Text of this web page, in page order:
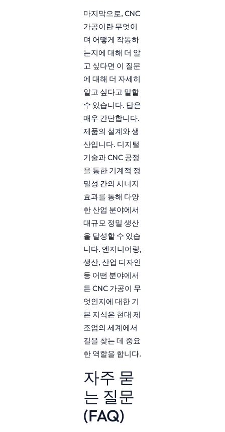
마지막으로, CNC
가공이란 무엇이
며 어떻게 작동하
는지에 대해 더 알
고 싶다면 이 질문
에 대해 더 자세히
알고 싶다고 말할
수 있습니다. 답은
매우 간단합니다.
제품의 설계와 생
산입니다. 디지털
기술과 CNC 공정
을 통한 기계적 정
밀성 간의 시너지
효과를 통해 다양
한 산업 분야에서
대규모 정밀 생산
을 달성할 수 있습
니다. 엔지니어링,
생산, 산업 디자인
등 어떤 분야에서
든 CNC 가공이 무
엇인지에 대한 기
본 지식은 현대 제
조업의 세계에서
길을 찾는 데 중요
한 역할을 합니다.
자주 묻
는 질문
(FAQ)